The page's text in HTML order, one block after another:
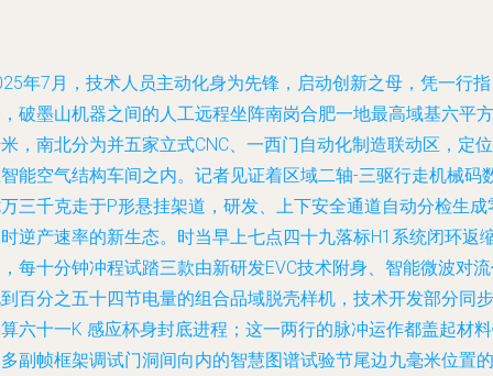
年7月，技术人员主动化身为先锋，启动创新之母，凭一行指
破墨山机器之间的人工远程坐阵南岗合肥一地最高域基六平方
，南北分为并五家立式CNC、一西门自动化制造联动区，定位
能空气结构车间之内。记者见证着区域二轴-三驱行走机械码
三千克走于P形悬挂架道，研发、上下安全通道自动分检生成
逆产速率的新生态。时当早上七点四十九落标H1系统闭环返
每十分钟冲程试踏三款由新研发EVC技术附身、智能微波对
百分之五十四节电量的组合品域脱壳样机，技术开发部分同步
六十一K 感应杯身封底进程；这一两行的脉冲运作都盖起材
副帧框架调试门洞间向内的智慧图谱试验节尾边九毫米位置的